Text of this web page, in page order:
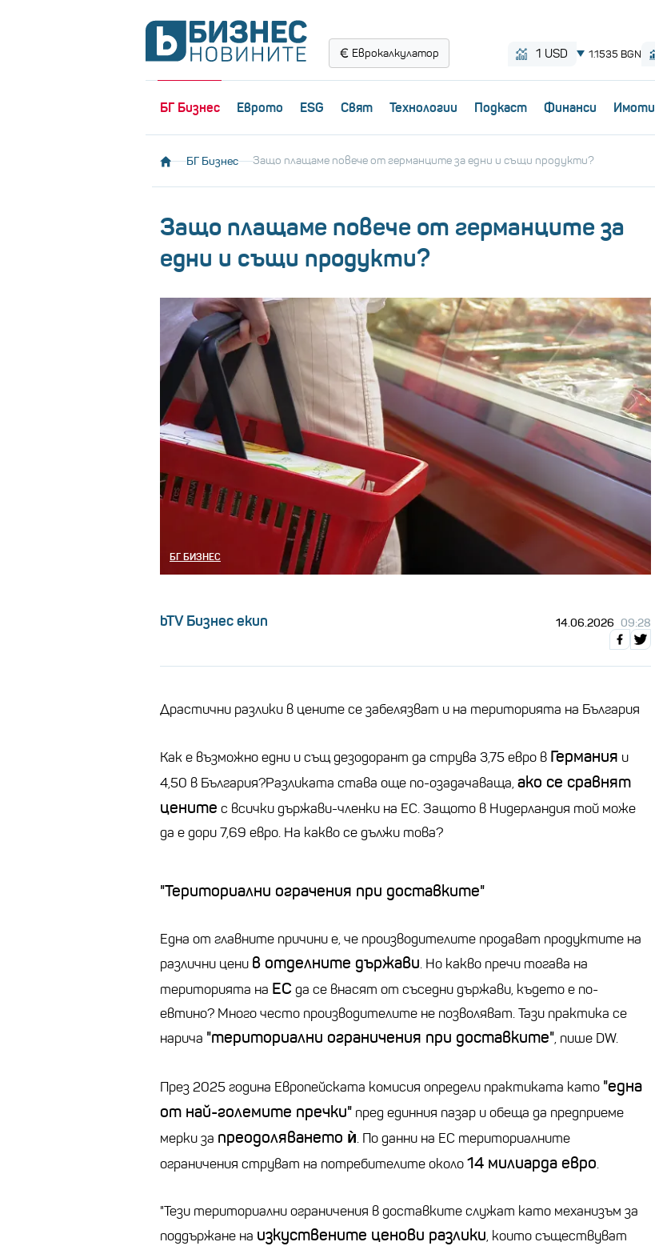
Еврокалкулатор
БГ Бизнес Еврото ESG Свят Технологии Пoдкаст Финанси Имоти
БГ Бизнес Защо плащаме повече от германците за едни и същи продукти?
Защо плащаме повече от германците за
едни и същи продукти?
БГ БИЗНЕС
bTV Бизнес екип 14.06.2026 09:28
Драстични разлики в цените се забелязват и на територията на България
Как е възможно едни и същ дезодорант да струва 3,75 евро в Германия и
4,50 в България?Разликата става още по-озадачаваща, ако се сравнят
цените с всички държави-членки на ЕС. Защото в Нидерландия той може
да е дори 7,69 евро. На какво се дължи това?
"Териториални ограчения при доставките"
Една от главните причини е, че производителите продават продуктите на
различни цени в отделните държави. Но какво пречи тогава на
територията на ЕС да се внасят от съседни държави, където е по-
евтино? Много често производителите не позволяват. Тази практика се
нарича "териториални ограничения при доставките", пише DW.
През 2025 година Европейската комисия определи практиката като "една
от най-големите пречки" пред единния пазар и обеща да предприеме
мерки за преодоляването ѝ. По данни на ЕС териториалните
ограничения струват на потребителите около14 милиарда евро.
"Тези териториални ограничения в доставките служат като механизъм за
поддържане на изкуствените ценови разлики, които съществуват